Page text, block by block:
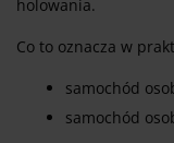
holowania.
Co to oznacza w
samochód
samochód